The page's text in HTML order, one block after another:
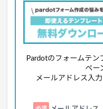
Pardotのフォームテ
ペー
メールアドレス入